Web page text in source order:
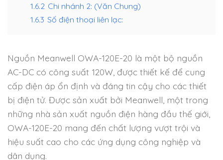
1.6.2 Chi nhánh 2: (Văn Chung)
1.6.3 Số điện thoại liên lạc:
Nguồn Meanwell OWA-120E-20 là một bộ nguồn
AC-DC có công suất 120W, được thiết kế để cung
cấp điện áp ổn định và đáng tin cậy cho các thiết
bị điện tử. Được sản xuất bởi Meanwell, một trong
những nhà sản xuất nguồn điện hàng đầu thế giới,
OWA-120E-20 mang đến chất lượng vượt trội và
hiệu suất cao cho các ứng dụng công nghiệp và
dân dụng.